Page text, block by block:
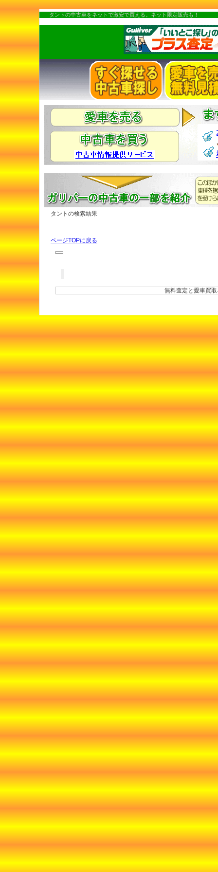
タントの中古車をネットで激安で買える。ネット限定販売も！
タントの検索結果
ページTOPに戻る
無料査定と愛車買